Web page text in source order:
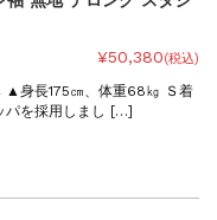
¥50,380(税込)
▲身長175㎝、体重68㎏ Ｓ着
パを採用しまし […]